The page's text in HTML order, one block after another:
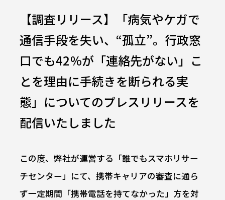
【調査リリース】「病気やケガで
通信手段を失い、“孤立”。行政窓
口でも42％が「連絡先がない」こ
とを理由に手続きを断られる実
態」についてのプレスリリースを
配信いたしました
この度、弊社が運営する「誰でもスマホリサー
チセンター」にて、携帯キャリアの審査に通ら
ず一定期間「携帯電話を持てなかった」方を対